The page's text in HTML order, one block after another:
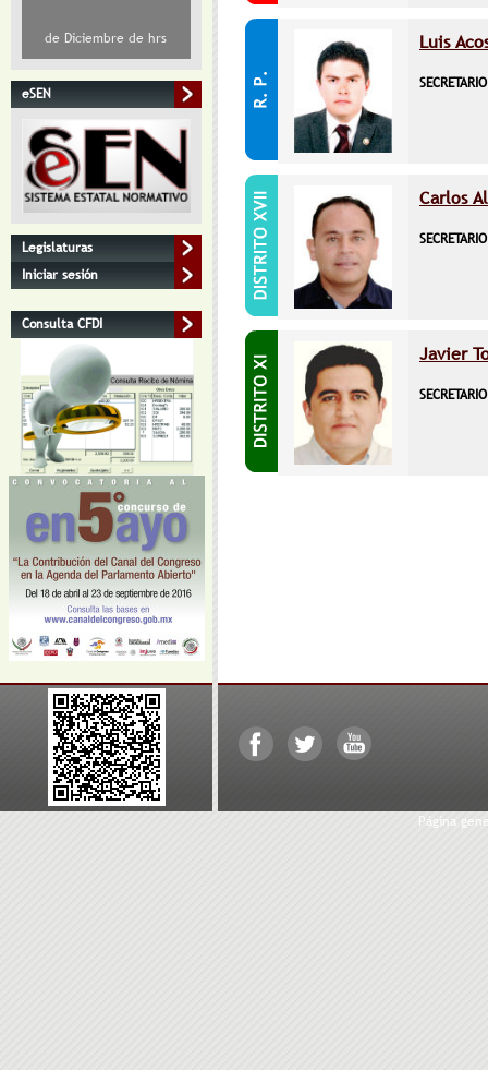
de Diciembre de hrs
eSEN
Legislaturas
Iniciar sesión
Consulta CFDI
Luis
SECRETARIO
Carlos
SECRETARIO
Javier
SECRETARIO
Página